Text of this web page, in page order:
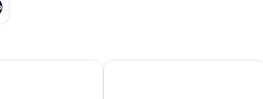
Sequoia/Kings CanyonMontecito Sequoia Lodge